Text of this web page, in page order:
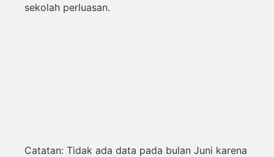
sekolah perluasan.
Catatan: Tidak ada data pada bulan Juni karena